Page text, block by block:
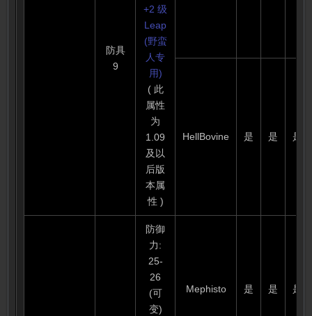
+2 级
Leap
(野蛮
人专
用)
( 此
属性
为
1.09
及以
后版
本属
性 )
防具
9
HellBovine 是 是 是
防御
力:
25-
26
(可
变)
Mephisto 是 是 是